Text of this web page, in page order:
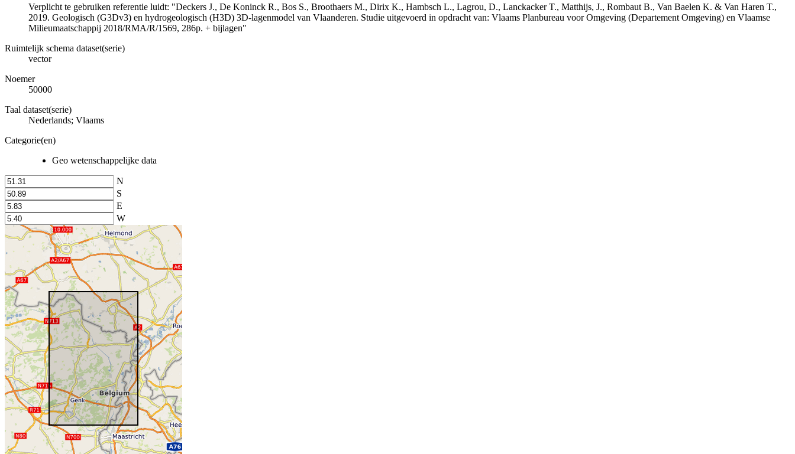
Verplicht te gebruiken referentie luidt: "Deckers J., De Koninck R., Bos S., Broothaers M., Dirix K., Hambsch L., Lagrou, D., Lanckacker T., Matthijs, J., Rombaut B., Van Baelen K. & Van Haren T.,
2019. Geologisch (G3Dv3) en hydrogeologisch (H3D) 3D-lagenmodel van Vlaanderen. Studie uitgevoerd in opdracht van: Vlaams Planbureau voor Omgeving (Departement Omgeving) en Vlaamse
Milieumaatschappij 2018/RMA/R/1569, 286p. + bijlagen"
Ruimtelijk schema dataset(serie)
vector
Noemer
50000
Taal dataset(serie)
Nederlands; Vlaams
Categorie(en)
Geo wetenschappelijke data
N
S
E
W